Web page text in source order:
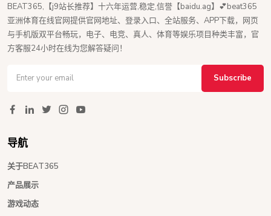
BEAT365,【j9站长推荐】十六年运营,稳定,信誉【baidu.ag】💕beat365
亚洲体育在线官网提供官网地址、登录入口、全站服务、APP下载，网页
与手机版双平台畅玩，电子、电竞、真人、体育等娱乐项目种类丰富，官
方客服24小时在线为您解答疑问！
Subscribe
导航
关于BEAT365
产品展示
游戏动态